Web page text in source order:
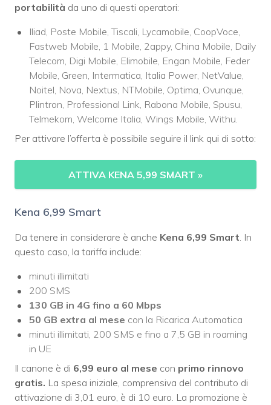
portabilità da uno di questi operatori:
Iliad, Poste Mobile, Tiscali, Lycamobile, CoopVoce,
Fastweb Mobile, 1 Mobile, 2appy, China Mobile, Daily
Telecom, Digi Mobile, Elimobile, Engan Mobile, Feder
Mobile, Green, Intermatica, Italia Power, NetValue,
Noitel, Nova, Nextus, NTMobile, Optima, Ovunque,
Plintron, Professional Link, Rabona Mobile, Spusu,
Telmekom, Welcome Italia, Wings Mobile, Withu.
Per attivare l’offerta è possibile seguire il link qui di sotto:
ATTIVA KENA 5,99 SMART »
Kena 6,99 Smart
Da tenere in considerare è anche Kena 6,99 Smart. In
questo caso, la tariffa include:
minuti illimitati
200 SMS
130 GB in 4G fino a 60 Mbps
50 GB extra al mese con la Ricarica Automatica
minuti illimitati, 200 SMS e fino a 7,5 GB in roaming
in UE
Il canone è di 6,99 euro al mese con primo rinnovo
gratis. La spesa iniziale, comprensiva del contributo di
attivazione di 3,01 euro, è di 10 euro. La promozione è